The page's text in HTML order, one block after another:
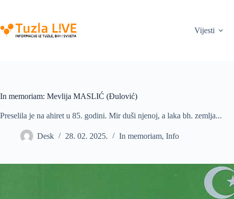
content
Vijesti
In memoriam: Mevlija MASLIĆ (Đulović)
Preselila je na ahiret u 85. godini. Mir duši njenoj, a laka bh. zemlja...
Desk 28. 02. 2025. In memoriam, Info